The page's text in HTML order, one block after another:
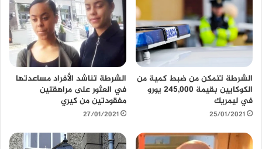
الشرطة تتمكن من ضبط كمية من
الكوكايين بقيمة 245,000 يورو
في ليمريك
25/01/2021
الشرطة تناشد الأفراد مساعدتها
في العثور على مراهقتين
مفقودتين من كيري
27/01/2021